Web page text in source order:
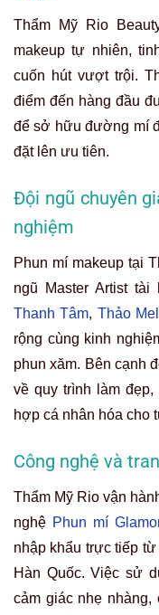
Thẩm Mỹ Rio
makeup tự nhiên,
cuốn hút vượt trội.
điểm đến hàng đầu
để sở hữu đường mí
đặt lên ưu tiên.
Đội ngũ chuyên
nghiệm
Phun mí makeup tại
ngũ Master Artist
Thanh Tâm, Thảo
rộng cùng kinh
phun xăm. Bên cạnh
về quy trình làm
hợp cá nhân hóa cho
Công nghệ và
Thẩm Mỹ Rio vận
nghệ Phun mí
nhập khẩu trực tiếp
Hàn Quốc. Việc sử
cảm giác nhẹ nhàng,